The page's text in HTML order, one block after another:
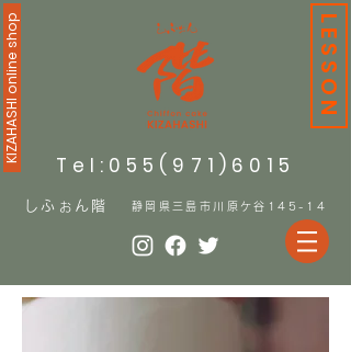
KIZAHASHI online shop LESSON
Tel:055(971)6015
しふぉん階 静岡県三島市川原ケ谷145-14